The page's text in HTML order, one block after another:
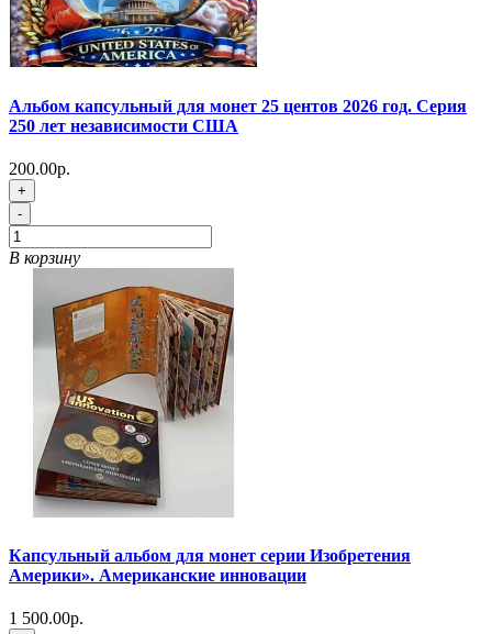
Альбом капсульный для монет 25 центов 2026 год. Серия
250 лет независимости США
200.00р.
+
-
В корзину
Капсульный альбом для монет серии Изобретения
Америки». Американские инновации
1 500.00р.